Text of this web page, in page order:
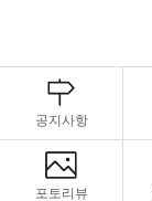
공지사항
포토리뷰